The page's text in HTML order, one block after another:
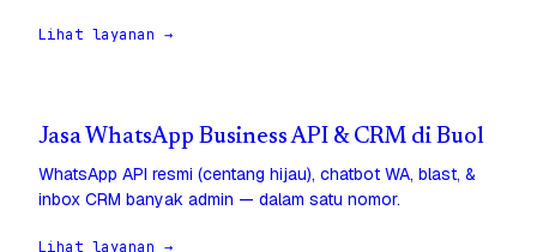
Lihat layanan →
Jasa WhatsApp Business API & CRM di Buol
WhatsApp API resmi (centang hijau), chatbot WA, blast, &
inbox CRM banyak admin — dalam satu nomor.
Lihat layanan →